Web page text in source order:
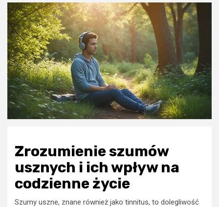
Zrozumienie szumów
usznych i ich wpływ na
codzienne życie
Szumy uszne, znane również jako tinnitus, to dolegliwość